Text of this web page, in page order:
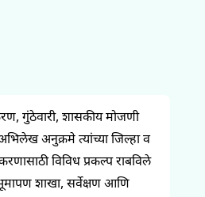
गुंठेवारी, शासकीय मोजणी
अनुक्रमे त्यांच्या जिल्हा व
विविध प्रकल्प राबविले
शाखा, सर्वेक्षण आणि